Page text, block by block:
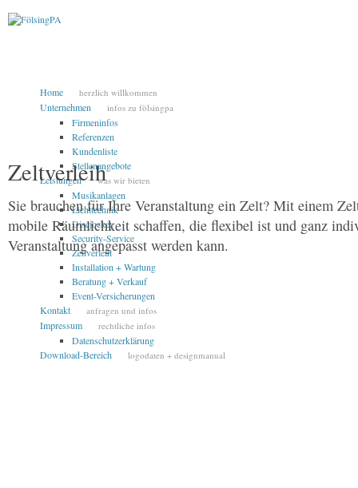
Home herzlich willkommen
Unternehmen infos zu fölsingpa
Firmeninfos
Referenzen
Kundenliste
Stellenangebote
Leistungen
was wir bieten
Musikanlagen
Lichttechnik
Discjockey
Security-Service
Zeltverleih
Installation + Wartung
Beratung + Verkauf
Event-Versicherungen
Kontakt
anfragen und infos
Impressum rechtliche infos
Datenschutzerklärung
Download-Bereich
logodaten + designmanual
Zeltverleih
Sie brauchen für Ihre Veranstaltung ein Zelt? Mit einem
mobile Räumlichkeit schaffen, die flexibel ist und ganz
Veranstaltung angepasst werden kann.